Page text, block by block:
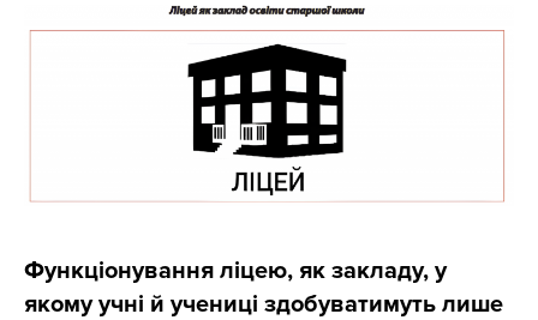
Функціонування ліцею, як закладу, у
якому учні й учениці здобуватимуть лише